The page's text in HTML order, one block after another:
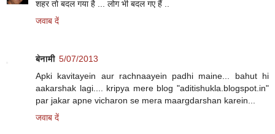
शहर तो बदल गया है ... लोग भी बदल गए हैं ..
जवाब दें
बेनामी 5/07/2013
Apki kavitayein aur rachnaayein padhi maine... bahut hi
aakarshak lagi.... kripya mere blog "aditishukla.blogspot.in"
par jakar apne vicharon se mera maargdarshan karein...
जवाब दें